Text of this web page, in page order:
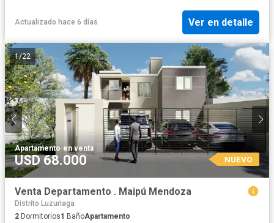
Actualizado hace 6 días Ver en detalle
1/22
Apartamento·en venta
USD 68.000 NUEVO
Venta Departamento . Maipú Mendoza
Distrito Luzuriaga
2 Dormitorios1 BañoApartamento